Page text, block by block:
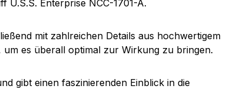
U.S.S. Enterprise NCC-1701-A.
mit zahlreichen Details aus hochwertigem
es überall optimal zur Wirkung zu bringen.
gibt einen faszinierenden Einblick in die